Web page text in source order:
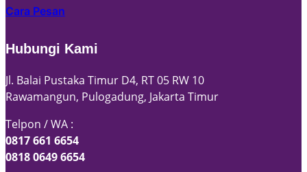
Cara Pesan
Hubungi Kami
Jl. Balai Pustaka Timur D4, RT 05 RW 10
Rawamangun, Pulogadung, Jakarta Timur
Telpon / WA :
0817 661 6654
0818 0649 6654